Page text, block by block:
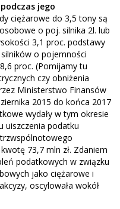
jego
ciężarowe do 3,5 tony są
o poj. silnika 2l. lub
3,1 proc. podstawy
o pojemności
proc. (Pomijamy tu
czy obniżenia
Ministerstwo Finansów
2015 do końca 2017
wydały w tym okresie
uiszczenia podatku
73,7 mln zł. Zdaniem
podatkowych w związku
jako ciężarowe i
oscylowała wokół